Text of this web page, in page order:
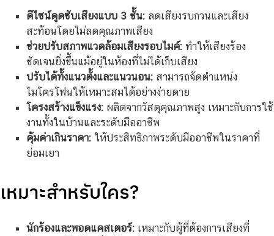
ดีไซน์ดูดซับเสียงแบบ 3 ชั้น:ลดเสียงรบกวนและเสียง
สะท้อนโดยไม่ลดคุณภาพเสียง
ช่วยปรับสภาพแวดล้อมเสียงรอบไมค์:ทำให้เสียงร้อง
ชัดเจนยิ่งขึ้นแม้อยู่ในห้องที่ไม่ได้เก็บเสียง
ปรับได้ทั้งแนวตั้งและแนวนอน:สามารถจัดตำแหน่ง
ไมโครโฟนให้เหมาะสมได้อย่างง่ายดาย
โครงสร้างแข็งแรง:ผลิตจากวัสดุคุณภาพสูง เหมาะกับการใช้
งานทั้งในบ้านและระดับมืออาชีพ
คุ้มค่าเกินราคา:ให้ประสิทธิภาพระดับมืออาชีพในราคาที่
ย่อมเยา
เหมาะสำหรับใคร?
นักร้องและพอดแคสเตอร์:เหมาะกับผู้ที่ต้องการเสียงที่